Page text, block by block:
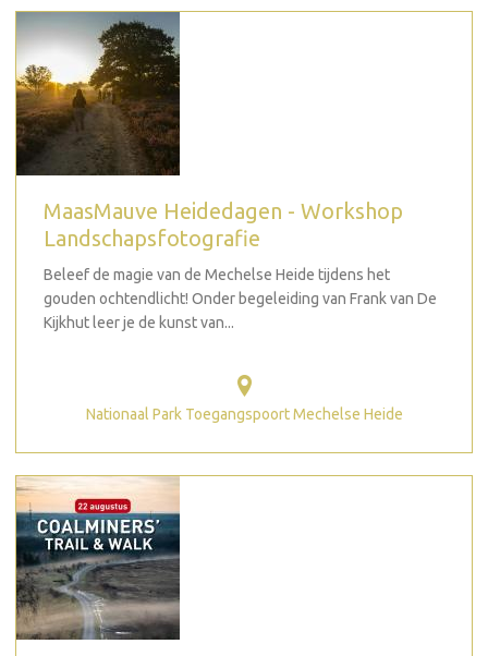
MaasMauve Heidedagen - Workshop
Landschapsfotografie
Beleef de magie van de Mechelse Heide tijdens het
gouden ochtendlicht! Onder begeleiding van Frank van De
Kijkhut leer je de kunst van...
Nationaal Park Toegangspoort Mechelse Heide